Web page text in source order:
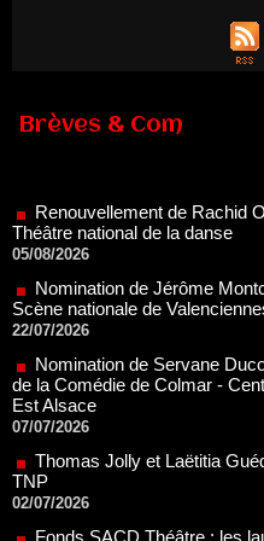
Brèves & Com
Nomination de Jérôme
Scène nationale de
Nomination de Servane
de la Comédie de Colmar -
07/07/2026
Thomas Jolly et Laëtitia
TNP
Fonds SACD Théâtre : les
23/06/2026
Dispositif ARTCENA Écrire